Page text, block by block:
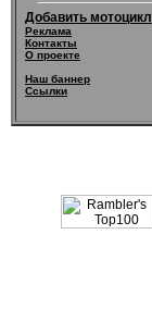
Добавить мотоцикл
Реклама
Контакты
О проекте
Наш баннер
Ссылки